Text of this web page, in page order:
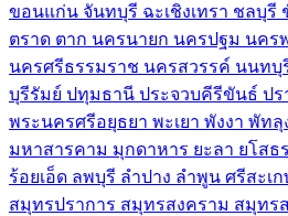
ขอนแก่น จันทบุรี ฉะเชิงเทรา ชลบุรี
ตราด ตาก นครนายก นครปฐม นคร
นครศรีธรรมราช นครสวรรค์ นนทบุ
บุรีรัมย์ ปทุมธานี ประจวบคีรีขันธ์ ปร
พระนครศรีอยุธยา พะเยา พังงา พัทลุ
มหาสารคาม มุกดาหาร ยะลา ยโสธร
ร้อยเอ็ด ลพบุรี ลำปาง ลำพูน ศรีสะเก
สมุทรปราการ สมุทรสงคราม สมุทร